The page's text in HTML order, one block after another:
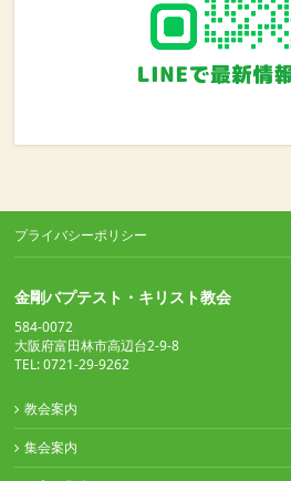
プライバシーポリシー
金剛バプテスト・キリスト教会
584-0072
大阪府富田林市高辺台2-9-8
TEL: 0721-29-9262
教会案内
集会案内